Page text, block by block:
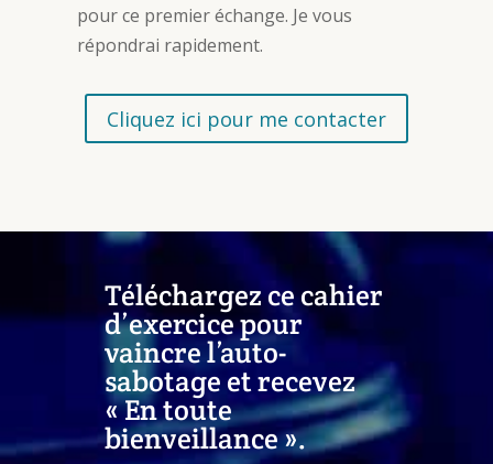
pour ce premier échange. Je vous
répondrai rapidement.
Cliquez ici pour me contacter
Téléchargez ce cahier
d’exercice pour
vaincre l’auto-
sabotage et recevez
« En toute
bienveillance ».